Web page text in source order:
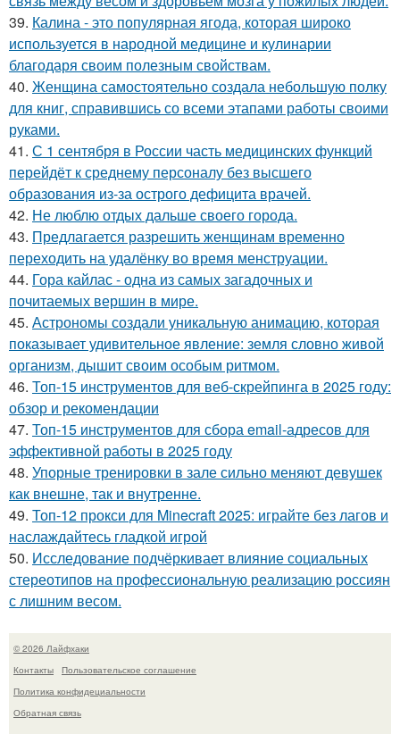
39. Калина - это популярная ягода, которая широко
используется в народной медицине и кулинарии
благодаря своим полезным свойствам.
40. Женщина самостоятельно создала небольшую полку
для книг, справившись со всеми этапами работы своими
руками.
41. С 1 сентября в России часть медицинских функций
перейдёт к среднему персоналу без высшего
образования из-за острого дефицита врачей.
42. Не люблю отдых дальше своего города.
43. Предлагается разрешить женщинам временно
переходить на удалёнку во время менструации.
44. Гора кайлас - одна из самых загадочных и
почитаемых вершин в мире.
45. Астрономы создали уникальную анимацию, которая
показывает удивительное явление: земля словно живой
организм, дышит своим особым ритмом.
46. Топ-15 инструментов для веб-скрейпинга в 2025 году:
обзор и рекомендации
47. Топ-15 инструментов для сбора email-адресов для
эффективной работы в 2025 году
48. Упорные тренировки в зале сильно меняют девушек
как внешне, так и внутренне.
49. Топ-12 прокси для Minecraft 2025: играйте без лагов и
наслаждайтесь гладкой игрой
50. Исследование подчёркивает влияние социальных
стереотипов на профессиональную реализацию россиян
с лишним весом.
© 2026 Лайфхаки
Контакты
Пользовательское соглашение
Политика конфидециальности
Обратная связь